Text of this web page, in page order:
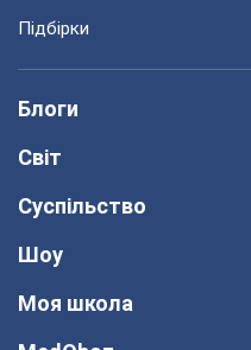
Підбірки
Блоги
Світ
Суспільство
Шоу
Моя школа